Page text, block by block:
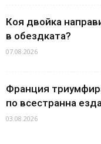
Коя двойка
в обездката?
07.08.2026
Франция
по всестранна
03.08.2026